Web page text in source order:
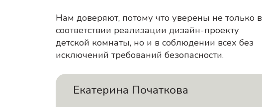
Нам доверяют, потому что уверены не только в
соответствии реализации дизайн-проекту
детской комнаты, но и в соблюдении всех без
исключений требований безопасности.
Екатерина Початкова